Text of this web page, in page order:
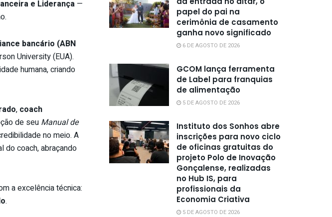
e Liderança —
bancário (ABN
University (EUA).
humana, criando
, coach
de seu Manual de
no meio. A
do coach, abraçando
a excelência técnica:
.
papel do pai na
cerimônia de casamento
ganha novo significado
6 DE AGOSTO DE 2026
GCOM lança ferramenta
de Label para franquias
de alimentação
5 DE AGOSTO DE 2026
Instituto dos Sonhos abre
inscrições para novo ciclo
de oficinas gratuitas do
projeto Polo de Inovação
Gonçalense, realizadas
no Hub IS, para
profissionais da
Economia Criativa
5 DE AGOSTO DE 2026